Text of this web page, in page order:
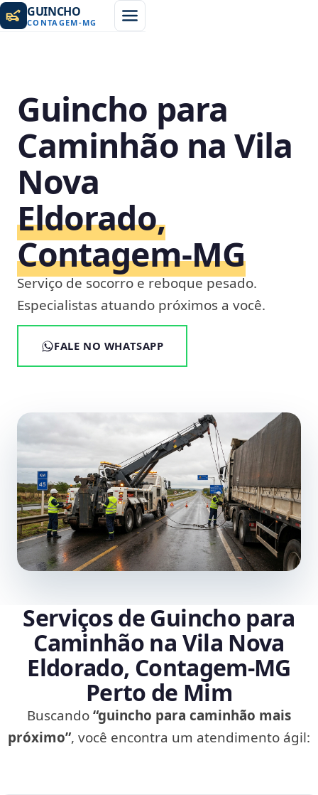
GUINCHO
CONTAGEM-MG
Guincho para
Caminhão na Vila
Nova
Eldorado,
Contagem‑MG
Serviço de socorro e reboque pesado.
Especialistas atuando próximos a você.
FALE NO WHATSAPP
Serviços de Guincho para
Caminhão na Vila Nova
Eldorado, Contagem‑MG
Perto de Mim
Buscando“guincho para caminhão mais
próximo”, você encontra um atendimento ágil: